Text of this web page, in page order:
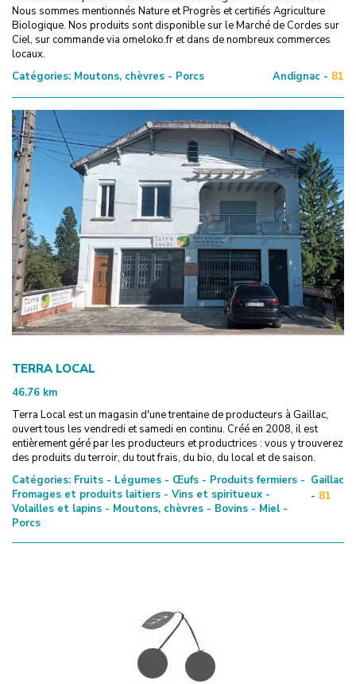
Nous sommes mentionnés Nature et Progrès et certifiés Agriculture
Biologique. Nos produits sont disponible sur le Marché de Cordes sur
Ciel, sur commande via omeloko.fr et dans de nombreux commerces
locaux.
Catégories: Moutons, chèvres - Porcs Andignac - 81
TERRA LOCAL
46.76 km
Terra Local est un magasin d'une trentaine de producteurs à Gaillac,
ouvert tous les vendredi et samedi en continu. Créé en 2008, il est
entièrement géré par les producteurs et productrices : vous y trouverez
des produits du terroir, du tout frais, du bio, du local et de saison.
Catégories: Fruits - Légumes - Œufs - Produits fermiers -
Fromages et produits laitiers - Vins et spiritueux -
Volailles et lapins - Moutons, chèvres - Bovins - Miel -
Porcs
Gaillac
- 81